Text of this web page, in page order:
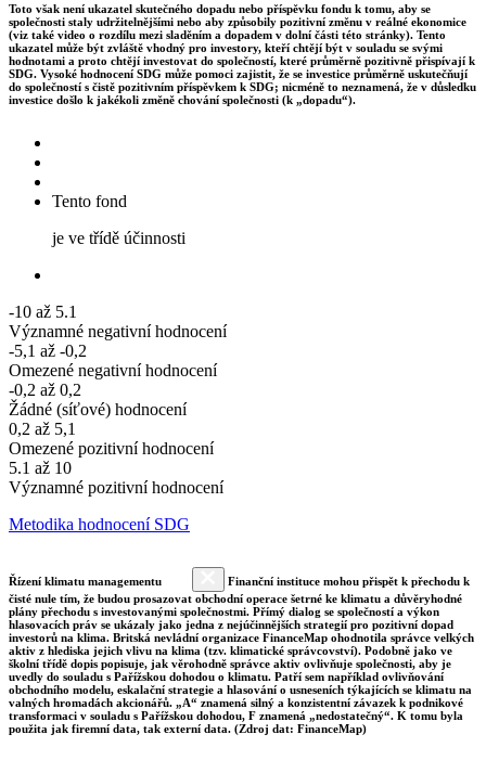
Toto však není ukazatel skutečného dopadu nebo příspěvku fondu k tomu, aby se
společnosti staly udržitelnějšími nebo aby způsobily pozitivní změnu v reálné ekonomice
(viz také video o rozdílu mezi sladěním a dopadem v dolní části této stránky). Tento
ukazatel může být zvláště vhodný pro investory, kteří chtějí být v souladu se svými
hodnotami a proto chtějí investovat do společností, které průměrně pozitivně přispívají k
SDG. Vysoké hodnocení SDG může pomoci zajistit, že se investice průměrně uskutečňují
do společností s čistě pozitivním příspěvkem k SDG; nicméně to neznamená, že v důsledku
investice došlo k jakékoli změně chování společnosti (k „dopadu“).
Tento fond
je ve třídě účinnosti
-10 až 5.1
Významné negativní hodnocení
-5,1 až -0,2
Omezené negativní hodnocení
-0,2 až 0,2
Žádné (síťové) hodnocení
0,2 až 5,1
Omezené pozitivní hodnocení
5.1 až 10
Významné pozitivní hodnocení
Metodika hodnocení SDG
Řízení klimatu managementu
Finanční instituce mohou přispět k přechodu k
čisté nule tím, že budou prosazovat obchodní operace šetrné ke klimatu a důvěryhodné
plány přechodu s investovanými společnostmi. Přímý dialog se společností a výkon
hlasovacích práv se ukázaly jako jedna z nejúčinnějších strategií pro pozitivní dopad
investorů na klima. Britská nevládní organizace FinanceMap ohodnotila správce velkých
aktiv z hlediska jejich vlivu na klima (tzv. klimatické správcovství). Podobně jako ve
školní třídě dopis popisuje, jak věrohodně správce aktiv ovlivňuje společnosti, aby je
uvedly do souladu s Pařížskou dohodou o klimatu. Patří sem například ovlivňování
obchodního modelu, eskalační strategie a hlasování o usneseních týkajících se klimatu na
valných hromadách akcionářů. „A“ znamená silný a konzistentní závazek k podnikové
transformaci v souladu s Pařížskou dohodou, F znamená „nedostatečný“. K tomu byla
použita jak firemní data, tak externí data. (Zdroj dat: FinanceMap)